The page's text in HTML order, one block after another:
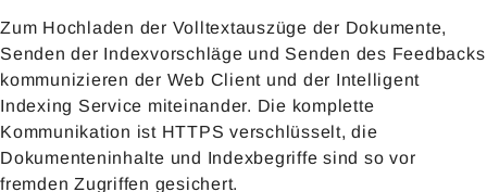
Zum Hochladen der Volltextauszüge der Dokumente,
Senden der Indexvorschläge und Senden des Feedbacks
kommunizieren der Web Client und der Intelligent
Indexing Service miteinander. Die komplette
Kommunikation ist HTTPS verschlüsselt, die
Dokumenteninhalte und Indexbegriffe sind so vor
fremden Zugriffen gesichert.